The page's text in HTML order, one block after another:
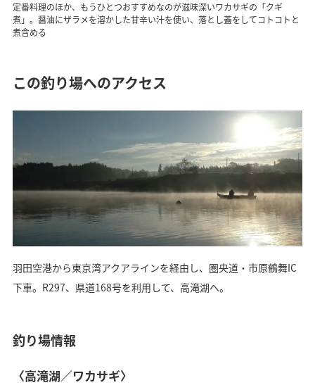
定番料理のほか、もうひとつおすすめなのが滋味深いワカサギの「クギ
煮」。醤油にザラメを溶かした甘辛い汁を使い、落とし蓋をしてコトコトと
煮含める
この釣り場へのアクセス
羽田空港から東京湾アクアラインを経由し、圏央道・市原鶴舞IC
下車。R297、県道168号を利用して、高滝湖へ。
釣り場情報
〈高滝湖／ワカサギ〉